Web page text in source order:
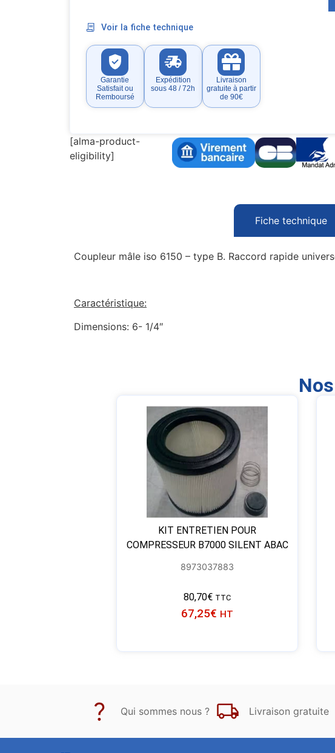
Voir la fiche technique
Garantie
Satisfait ou
Remboursé
Expédition
sous 48 / 72h
Livraison
gratuite à partir
de 90€
[alma-product-
eligibility]
Fiche technique
Coupleur mâle iso 6150 – type B. Raccord rapide
Caractéristique:
Dimensions: 6- 1/4″
KIT ENTRETIEN POUR
COMPRESSEUR B7000 SILENT ABAC
8973037883
80,70€ TTC
67,25€ HT
Qui sommes nous ? Livraison gratuite